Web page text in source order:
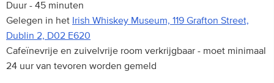
Duur - 45 minuten
Gelegen in het Irish Whiskey Museum, 119 Grafton Street,
Dublin 2, D02 E620
Cafeïnevrije en zuivelvrije room verkrijgbaar - moet minimaal
24 uur van tevoren worden gemeld